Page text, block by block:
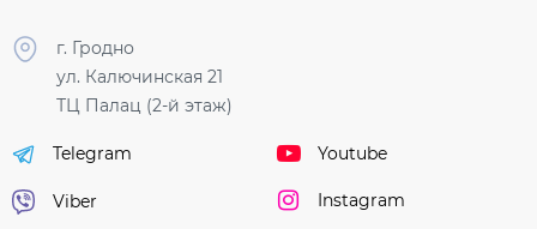
г. Гродно
ул. Калючинская 21
ТЦ Палац (2-й этаж)
Telegram
Viber
Youtube
Instagram